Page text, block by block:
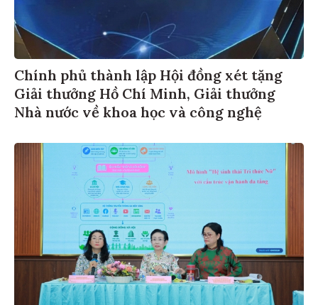
Chính phủ thành lập Hội đồng xét tặng
Giải thưởng Hồ Chí Minh, Giải thưởng
Nhà nước về khoa học và công nghệ